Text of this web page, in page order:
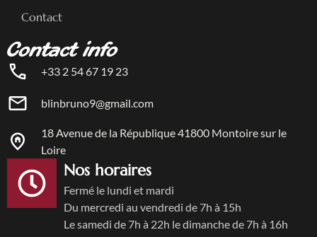
Contact
Contact info
+33 2 54 67 19 23
blinbruno9@gmail.com
18 Avenue de la République 41800 Montoire sur le
Loire
Nos horaires
Fermé le lundi et mardi
Du mercredi au vendredi de 7h à 15h
Le samedi de 7h à 22h le dimanche de 7h à 16h